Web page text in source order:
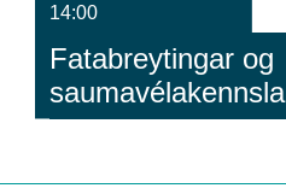
14:00
Fatabreytingar og
saumavélakennsla